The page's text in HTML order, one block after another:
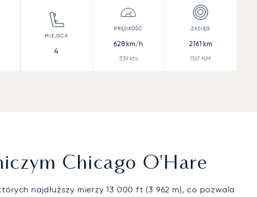
4
628 km/h
339kts
2161 km
1167 NM
Chicago O'Hare
najdłuższy mierzy 13 000 ft (3 962 m), co pozwala